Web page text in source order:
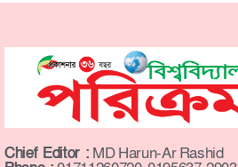
Chief Editor : MD Harun-Ar Rashid